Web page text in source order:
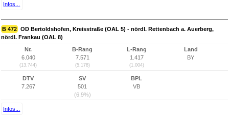
Infos...
B 472 OD Bertoldshofen, Kreisstraße (OAL 5) - nördl. Rettenbach a. Auerberg,
nördl. Frankau (OAL 8)
Nr.
6.040
(13.744)
B-Rang
7.571
(5.178)
L-Rang
1.417
(1.004)
Land
BY
DTV
7.267
SV
501
(6,9%)
BPL
VB
Infos...